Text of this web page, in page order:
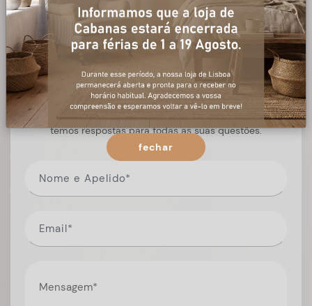
+ informações
Preencha o formulário, e num curto espaço de tempo,
temos respostas para todas as suas questões.
fechar